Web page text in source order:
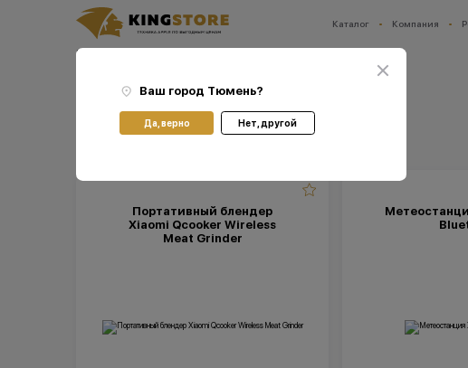
Каталог Компания
Ваш город:
Ваш город Тюмень?
Да, верно Нет, другой
Умный дом
Портативный блендер
Xiaomi Qcooker Wireless
Meat Grinder